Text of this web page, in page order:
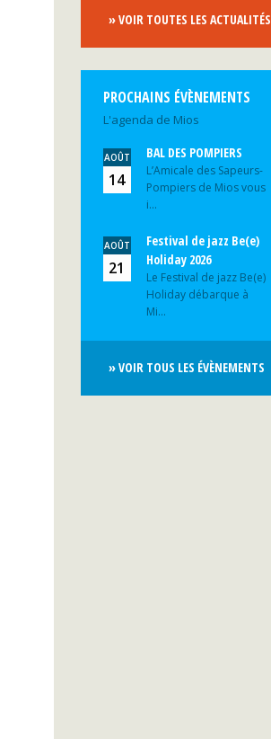
» VOIR TOUTES LES ACTUALITÉS
PROCHAINS ÉVÈNEMENTS
L'agenda de Mios
AOÛT
14
BAL DES POMPIERS
L’Amicale des Sapeurs-
Pompiers de Mios vous
i...
AOÛT
21
Festival de jazz Be(e)
Holiday 2026
Le Festival de jazz Be(e)
Holiday débarque à
Mi...
» VOIR TOUS LES ÉVÈNEMENTS